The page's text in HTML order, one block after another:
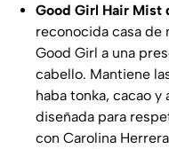
Good Girl Hair Mist
reconocida casa de
Good Girl a una
cabello. Mantiene
haba tonka, cacao
diseñada para
con Carolina